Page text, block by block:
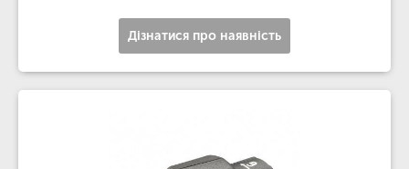
Дізнатися про наявність